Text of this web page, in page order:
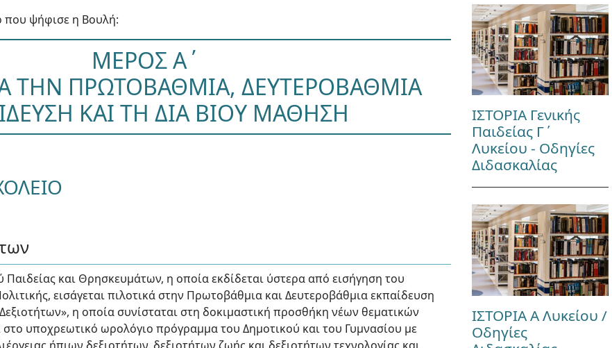
που ψήφισε η Βουλή:
ΜΕΡΟΣ Α΄
ΤΗΝ ΠΡΩΤΟΒΑΘΜΙΑ, ΔΕΥΤΕΡΟΒΑΘΜΙΑ
ΚΑΙ ΤΗ ΔΙΑ ΒΙΟΥ ΜΑΘΗΣΗ
και Θρησκευμάτων, η οποία εκδίδεται ύστερα από εισήγηση του
εισάγεται πιλοτικά στην Πρωτοβάθμια και Δευτεροβάθμια εκπαίδευση
η οποία συνίσταται στη δοκιμαστική προσθήκη νέων θεματικών
υποχρεωτικό ωρολόγιο πρόγραμμα του Δημοτικού και του Γυμνασίου με
ΙΣΤΟΡΙΑ Γενικής
Παιδείας Γ΄
Λυκείου - Οδηγίες
Διδασκαλίας
ΙΣΤΟΡΙΑ Α Λυκείου /
Οδηγίες